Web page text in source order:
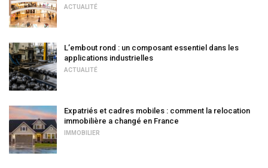
ACTUALITÉ
L’embout rond : un composant essentiel dans les
applications industrielles
ACTUALITÉ
Expatriés et cadres mobiles : comment la relocation
immobilière a changé en France
IMMOBILIER